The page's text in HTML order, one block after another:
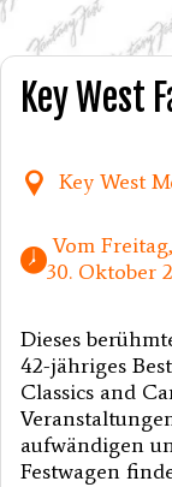
Key West
Key West
Vom Freitag, 21. Oktober 2022 bis zum Sonntag,
30. Oktober
Dieses
42-jähriges
Classics and
aufwändigen
Festwagen